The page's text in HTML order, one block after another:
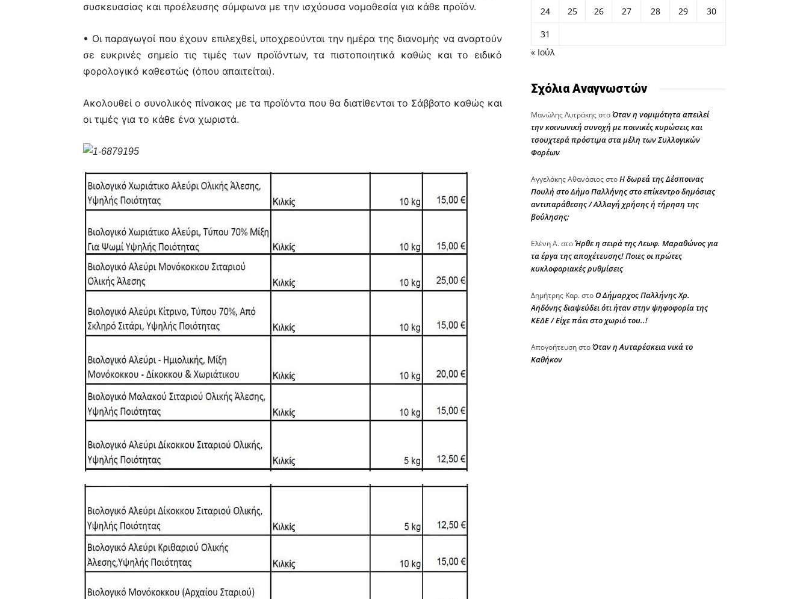
συσκευασίας και προέλευσης σύμφωνα με την ισχύουσα νομοθεσία για κάθε προϊόν.
• Οι παραγωγοί που έχουν επιλεχθεί, υποχρεούνται την ημέρα της διανομής να αναρτούν
σε ευκρινές σημείο τις τιμές των προϊόντων, τα πιστοποιητικά καθώς και το ειδικό
φορολογικό καθεστώς (όπου απαιτείται).
Ακολουθεί ο συνολικός πίνακας με τα προϊόντα που θα διατίθενται το Σάββατο καθώς και
οι τιμές για το κάθε ένα χωριστά.
24
25 26 27 28 29
30
31
« Ιούλ
Σχόλια Αναγνωστών
Μανώλης ΛυτράκηςστοΌταν η νομιμότητα απειλεί
την κοινωνική συνοχή με ποινικές κυρώσεις και
τσουχτερά πρόστιμα στα μέλη των Συλλογικών
Φορέων
Αγγελάκης ΑθανάσιοςστοΗ δωρεά της Δέσποινας
Πουλή στο Δήμο Παλλήνης στο επίκεντρο δημόσιας
αντιπαράθεσης / Αλλαγή χρήσης ή τήρηση της
βούλησης;
Ελένη Α.στοΉρθε η σειρά της Λεωφ. Μαραθώνος για
τα έργα της αποχέτευσης! Ποιες οι πρώτες
κυκλοφοριακές ρυθμίσεις
Δημήτρης Καρ.στοΟ Δήμαρχος Παλλήνης Χρ.
Αηδόνης διαψεύδει ότι ήταν στην ψηφοφορία της
ΚΕΔΕ / Είχε πάει στο χωριό του..!
ΑπογοήτευσηστοΌταν η Αυταρέσκεια νικά το
Καθήκον